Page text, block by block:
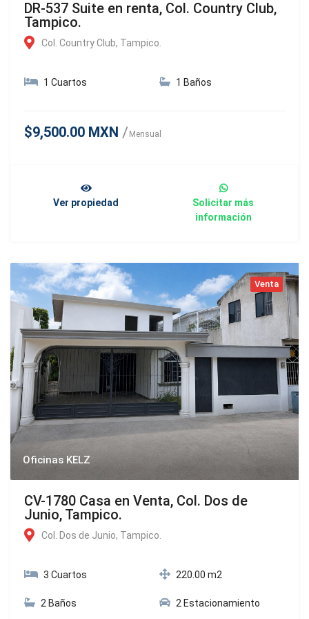
DR-537 Suite en renta, Col. Country Club,
Tampico.
Col. Country Club, Tampico.
1 Cuartos 1 Baños
$9,500.00 MXN Mensual
Ver propiedad
Solicitar más
información
Venta
Oficinas KELZ
CV-1780 Casa en Venta, Col. Dos de
Junio, Tampico.
Col. Dos de Junio, Tampico.
3 Cuartos
2 Baños
220.00 m2
2 Estacionamiento